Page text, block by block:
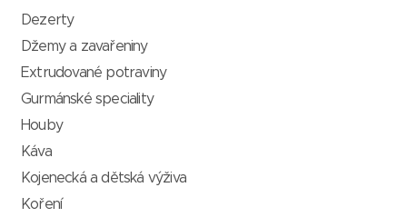
Dezerty
Džemy a zavařeniny
Extrudované potraviny
Gurmánské speciality
Houby
Káva
Kojenecká a dětská výživa
Koření